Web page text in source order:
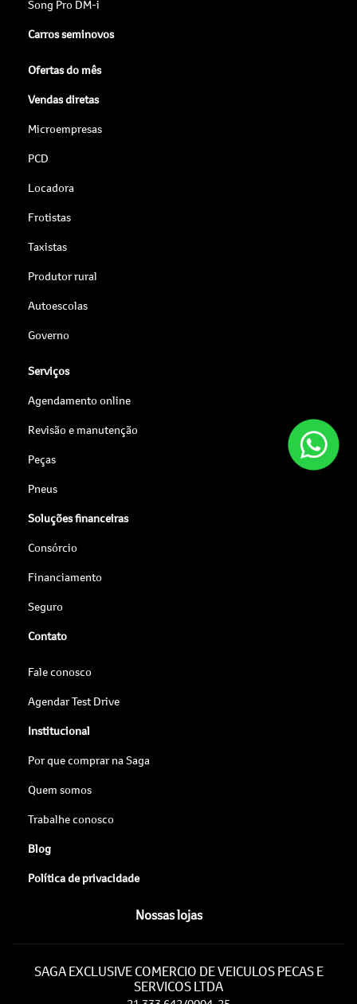
Song Pro DM-i
Carros seminovos
Ofertas do mês
Vendas diretas
Microempresas
PCD
Locadora
Frotistas
Taxistas
Produtor rural
Autoescolas
Governo
Serviços
Agendamento online
Revisão e manutenção
Peças
Pneus
Soluções financeiras
Consórcio
Financiamento
Seguro
Contato
Fale conosco
Agendar Test Drive
Institucional
Por que comprar na Saga
Quem somos
Trabalhe conosco
Blog
Política de privacidade
Nossas lojas
SAGA EXCLUSIVE COMERCIO DE VEICULOS PECAS E
SERVICOS LTDA